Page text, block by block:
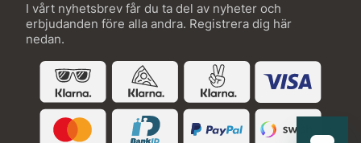
I vårt nyhetsbrev får du ta del av nyheter och
erbjudanden före alla andra. Registrera dig här
nedan.